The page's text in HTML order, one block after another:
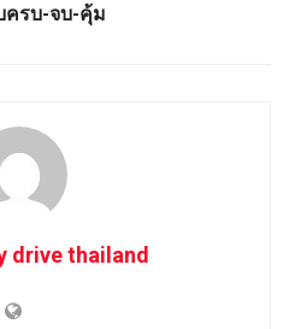
ครบ-จบ-คุ้ม
drive thailand